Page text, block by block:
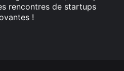
rencontres de startups
!